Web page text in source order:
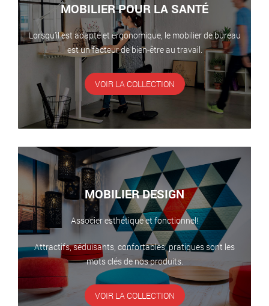
MOBILIER POUR LA SANTÉ
Lorsqu’il est adapté et ergonomique, le mobilier de bureau
est un facteur de bien-être au travail.
VOIR LA COLLECTION
MOBILIER DESIGN
Associer esthétique et fonctionnel!
Attractifs, séduisants, confortables, pratiques sont les
mots clés de nos produits.
VOIR LA COLLECTION